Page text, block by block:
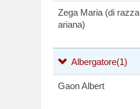
Zega Maria (di razza
ariana)
Albergatore(1)
Gaon Albert